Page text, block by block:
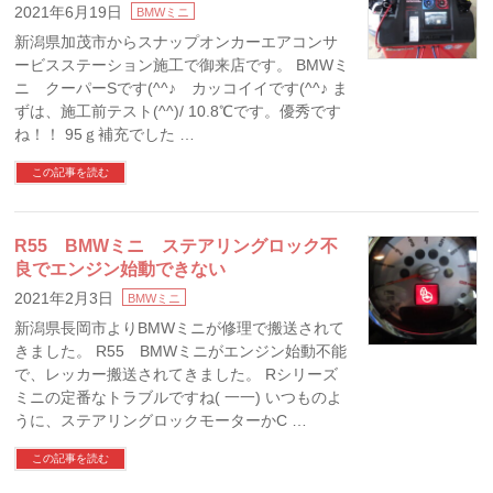
2021年6月19日 BMWミニ
新潟県加茂市からスナップオンカーエアコンサ
ービスステーション施工で御来店です。 BMWミ
ニ クーパーSです(^^♪ カッコイイです(^^♪ ま
ずは、施工前テスト(^^)/ 10.8℃です。優秀です
ね！！ 95ｇ補充でした …
この記事を読む
R55 BMWミニ ステアリングロック不
良でエンジン始動できない
2021年2月3日 BMWミニ
新潟県長岡市よりBMWミニが修理で搬送されて
きました。 R55 BMWミニがエンジン始動不能
で、レッカー搬送されてきました。 Rシリーズ
ミニの定番なトラブルですね( 一一) いつものよ
うに、ステアリングロックモーターかC …
この記事を読む